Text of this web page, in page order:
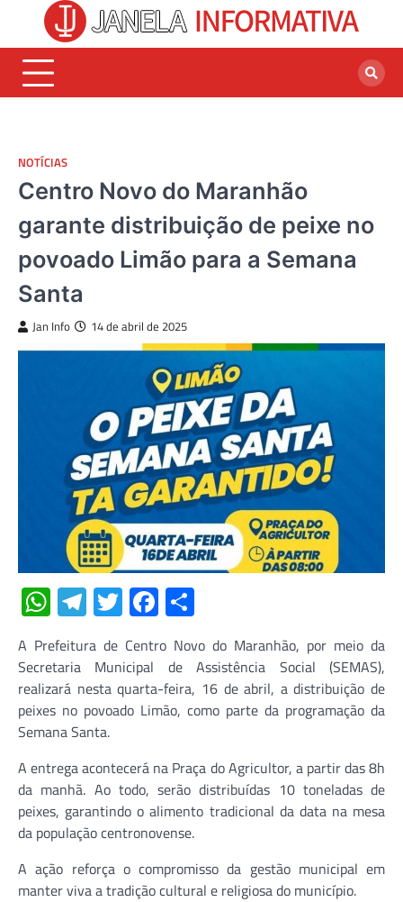
content
NOTÍCIAS
Centro Novo do Maranhão
garante distribuição de peixe no
povoado Limão para a Semana
Santa
Jan Info 14 de abril de 2025
WhatsApp
Telegram
TwitterFacebook
A Prefeitura de Centro Novo do Maranhão, por meio da
Secretaria Municipal de Assistência Social (SEMAS),
realizará nesta quarta-feira, 16 de abril, a distribuição de
peixes no povoado Limão, como parte da programação da
Semana Santa.
A entrega acontecerá na Praça do Agricultor, a partir das 8h
da manhã. Ao todo, serão distribuídas 10 toneladas de
peixes, garantindo o alimento tradicional da data na mesa
da população centronovense.
A ação reforça o compromisso da gestão municipal em
manter viva a tradição cultural e religiosa do município.